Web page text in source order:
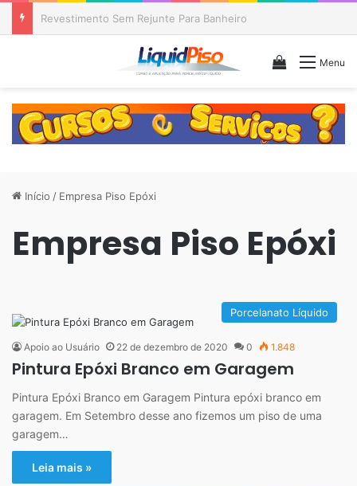
Piso Epóxi em Banheiro Anália Franco SP
Menu
Veja seu
Início / Empresa Piso Epóxi
Empresa Piso Epóxi
Porcelanato Líquido
Apoio ao Usuário 22 de dezembro de 2020 0 1.848
Pintura Epóxi Branco em Garagem
Pintura Epóxi Branco em Garagem Pintura epóxi branco em
garagem. Em Setembro desse ano fizemos um piso de uma
garagem…
Leia mais »